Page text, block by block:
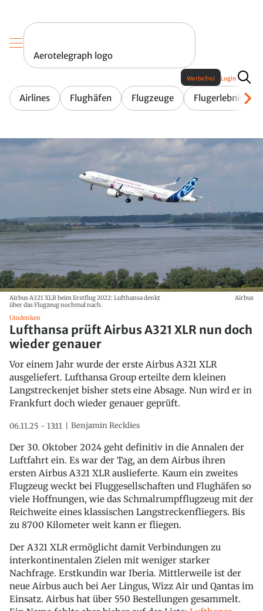
Aerotelegraph logo
Airlines Flughäfen Flugzeuge Flugerlebnis
Werbefrei Login
Airbus A321 XLR beim Erstflug 2022: Lufthansa denkt
über das Flugzeug nochmal nach.
Airbus
Umdenken
Lufthansa prüft Airbus A321 XLR nun doch
wieder genauer
Vor einem Jahr wurde der erste Airbus A321 XLR
ausgeliefert. Lufthansa Group erteilte dem kleinen
Langstreckenjet bisher stets eine Absage. Nun wird er in
Frankfurt doch wieder genauer geprüft.
06.11.25 - 13:11 Benjamin Recklies
Der 30. Oktober 2024 geht definitiv in die Annalen der
Luftfahrt ein. Es war der Tag, an dem Airbus ihren
ersten Airbus A321 XLR auslieferte. Kaum ein zweites
Flugzeug weckt bei Fluggesellschaften und Flughäfen so
viele Hoffnungen, wie das Schmalrumpfflugzeug mit der
Reichweite eines klassischen Langstreckenfliegers. Bis
zu 8700 Kilometer weit kann er fliegen.
Der A321 XLR ermöglicht damit Verbindungen zu
interkontinentalen Zielen mit weniger starker
Nachfrage. Erstkundin war Iberia. Mittlerweile ist der
neue Airbus auch bei Aer Lingus, Wizz Air und Qantas im
Einsatz. Airbus hat über 550 Bestellungen gesammelt.